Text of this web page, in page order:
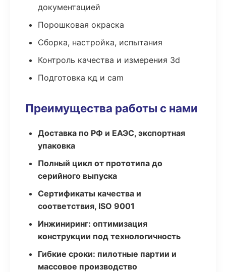
документацией
Порошковая окраска
Сборка, настройка, испытания
Контроль качества и измерения 3d
Подготовка кд и cam
Преимущества работы с нами
Доставка по РФ и ЕАЭС, экспортная
упаковка
Полный цикл от прототипа до
серийного выпуска
Сертификаты качества и
соответствия, ISO 9001
Инжиниринг: оптимизация
конструкции под технологичность
Гибкие сроки: пилотные партии и
массовое производство